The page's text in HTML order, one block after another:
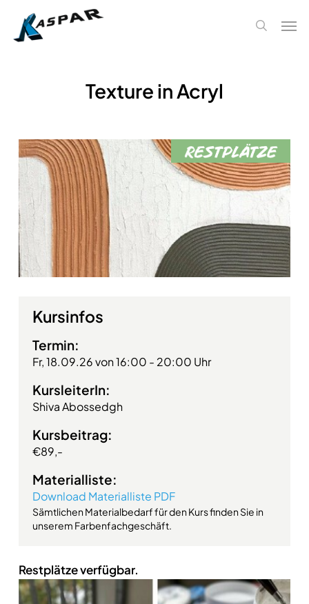
search
Texture in Acryl
Kursinfos
Termin:
Fr, 18.09.26 von 16:00 - 20:00 Uhr
KursleiterIn:
Shiva Abossedgh
Kursbeitrag:
€89,-
Materialliste:
Download Materialliste PDF
Sämtlichen Materialbedarf für den Kurs finden Sie in
unserem Farbenfachgeschäft.
Restplätze verfügbar.